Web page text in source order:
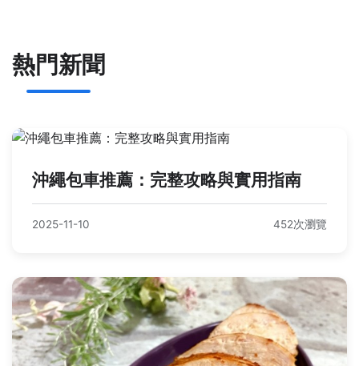
熱門新聞
沖繩包車推薦：完整攻略與實用指南
2025-11-10 452次瀏覽